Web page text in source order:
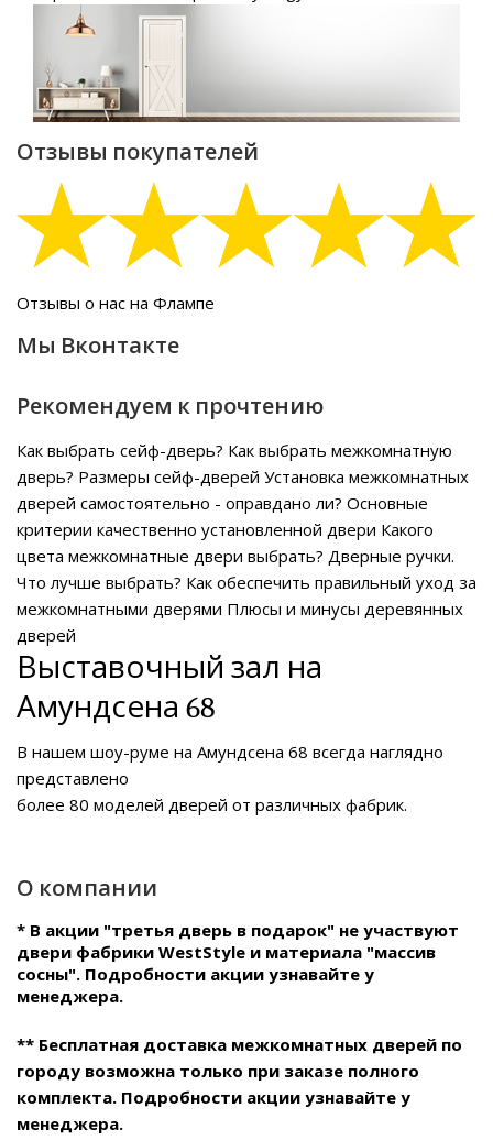
Отзывы покупателей
Отзывы о нас на Флампе
Мы Вконтакте
Рекомендуем к прочтению
Как выбрать сейф-дверь? Как выбрать межкомнатную
дверь? Размеры сейф-дверей Установка межкомнатных
дверей самостоятельно - оправдано ли? Основные
критерии качественно установленной двери Какого
цвета межкомнатные двери выбрать? Дверные ручки.
Что лучше выбрать? Как обеспечить правильный уход за
межкомнатными дверями Плюсы и минусы деревянных
дверей
Выставочный зал на
Амундсена 68
В нашем шоу-руме на Амундсена 68 всегда наглядно
представлено
более 80 моделей дверей от различных фабрик.
О компании
* В акции "третья дверь в подарок" не участвуют
двери фабрики WestStyle и материала "массив
сосны". Подробности акции узнавайте у
менеджера.
** Бесплатная доставка межкомнатных дверей по
городу возможна только при заказе полного
комплекта. Подробности акции узнавайте у
менеджера.